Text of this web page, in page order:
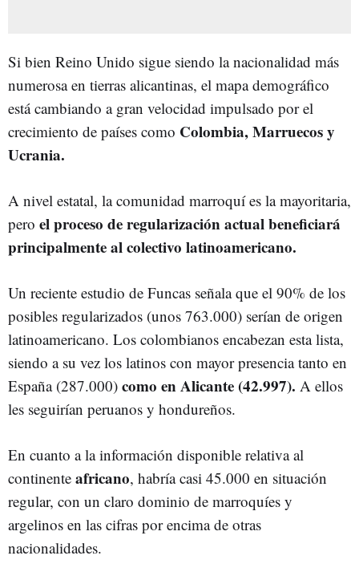
Si bien Reino Unido sigue siendo la nacionalidad más
numerosa en tierras alicantinas, el mapa demográfico
está cambiando a gran velocidad impulsado por el
crecimiento de países como Colombia, Marruecos y
Ucrania.
A nivel estatal, la comunidad marroquí es la mayoritaria,
pero el proceso de regularización actual beneficiará
principalmente al colectivo latinoamericano.
Un reciente estudio de Funcas señala que el 90% de los
posibles regularizados (unos 763.000) serían de origen
latinoamericano. Los colombianos encabezan esta lista,
siendo a su vez los latinos con mayor presencia tanto en
España (287.000) como en Alicante (42.997). A ellos
les seguirían peruanos y hondureños.
En cuanto a la información disponible relativa al
continente africano, habría casi 45.000 en situación
regular, con un claro dominio de marroquíes y
argelinos en las cifras por encima de otras
nacionalidades.